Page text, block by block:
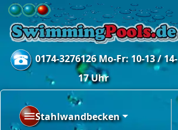
0174-3276126 Mo-Fr: 10-13 / 14-
17 Uhr
Stahlwandbecken